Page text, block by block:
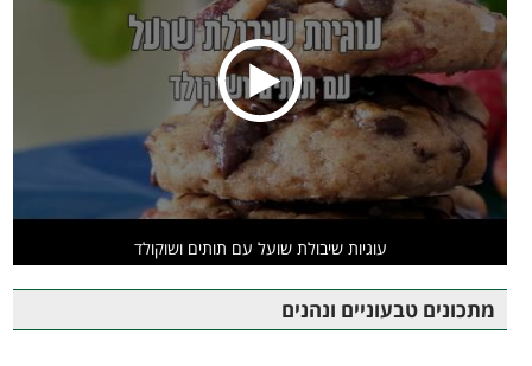
עוגיות שיבולת שועל עם תותים ושוקולד
מתכונים טבעוניים ונהנים